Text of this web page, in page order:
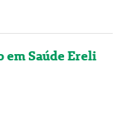
em Saúde Ereli